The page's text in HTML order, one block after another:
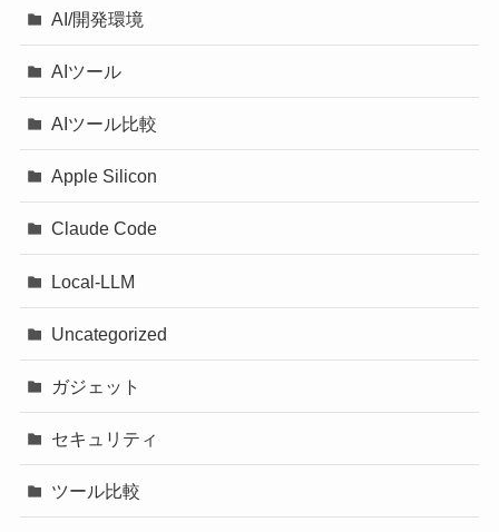
AI/開発環境
AIツール
AIツール比較
Apple Silicon
Claude Code
Local-LLM
Uncategorized
ガジェット
セキュリティ
ツール比較